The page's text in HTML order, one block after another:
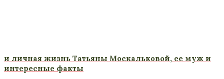
и личная жизнь Татьяны Москальковой, ее муж и
интересные факты